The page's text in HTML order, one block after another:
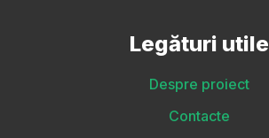
Legături utile
Despre proiect
Contacte